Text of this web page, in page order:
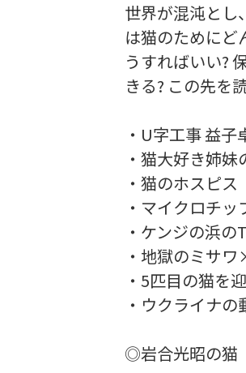
世界が混沌とし
は猫のためにど
うすればいい?
きる? この先を
・U字工事 益
・猫大好き姉
・猫のホスピス
・マイクロチッ
・ケンジの浜の
・地獄のミサ
・5匹目の猫を
・ウクライナの
◎岩合光昭の猫